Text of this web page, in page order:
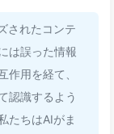
されたコンテ
は誤った情報
作用を経て、
認識するよう
たちはAIがま